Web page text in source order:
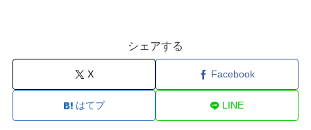
シェアする
X Facebook
はてブ LINE